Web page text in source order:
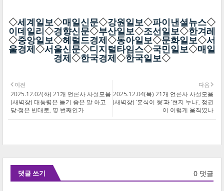
◇세계일보◇매일신문◇강원일보◇파이낸셜뉴스◇
이데일리◇경향신문◇부산일보◇조선일보◇한겨레
◇중앙일보◇헤럴드경제◇동아일보◇문화일보◇서
울경제◇서울신문◇디지털타임스◇국민일보◇매일
경제◇한국경제◇한국일보◇
다음
2025.12.04(목) 21개 언론사 사설모음
[새벽창] ‘훈식이 형’과 ‘현지 누나’, 정권
이 이렇게 움직였나
이전
2025.12.02(화) 21개 언론사 사설모음
[새벽창] 대통령은 듣기 좋은 말 하고
당·정은 반대로, 몇 번째인가
댓글 쓰기 0 댓글